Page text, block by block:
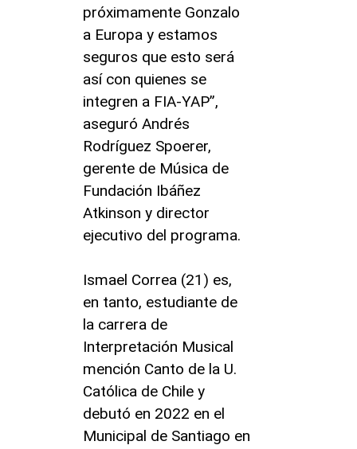
próximamente Gonzalo
a Europa y estamos
seguros que esto será
así con quienes se
integren a FIA-YAP”,
aseguró Andrés
Rodríguez Spoerer,
gerente de Música de
Fundación Ibáñez
Atkinson y director
ejecutivo del programa.
Ismael Correa (21) es,
en tanto, estudiante de
la carrera de
Interpretación Musical
mención Canto de la U.
Católica de Chile y
debutó en 2022 en el
Municipal de Santiago en